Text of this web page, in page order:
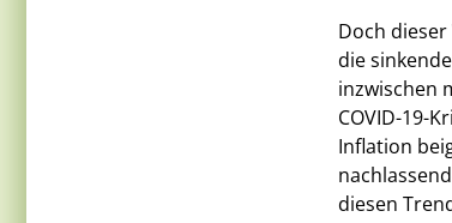
Doch
die
inzwischen
COVID-19-
Inflation
diesen